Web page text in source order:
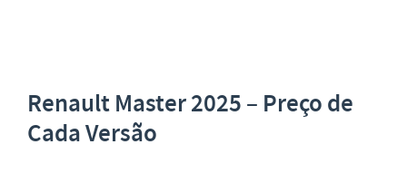
Renault Master 2025 – Preço de
Cada Versão